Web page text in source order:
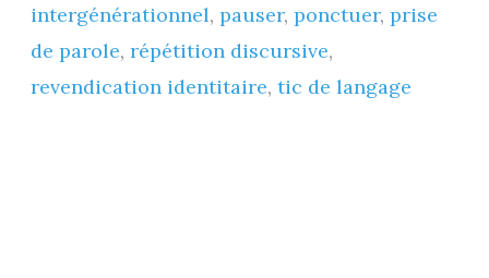
intergénérationnel, pauser, ponctuer, prise
de parole, répétition discursive,
revendication identitaire, tic de langage